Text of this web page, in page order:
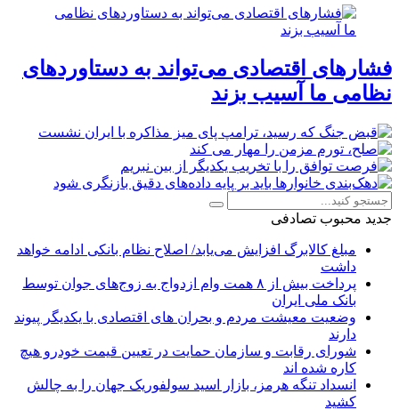
فشارهای اقتصادی می‌تواند به دستاوردهای
نظامی ما آسیب بزند
جدید محبوب تصادفی
مبلغ کالابرگ افزایش می‌یابد/ اصلاح نظام بانکی ادامه خواهد
داشت
پرداخت بیش از ۸ همت وام ازدواج به زوج‌های جوان توسط
بانک ملی ایران
وضعیت معیشت مردم و بحران های اقتصادی با یکدیگر پیوند
دارند
شورای رقابت و سازمان حمایت در تعیین قیمت خودرو هیچ
کاره شده اند
انسداد تنگه هرمز، بازار اسید سولفوریک جهان را به چالش
کشید